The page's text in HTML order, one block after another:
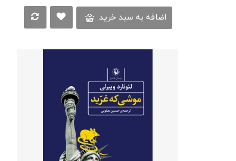
اضافه به سبد خرید